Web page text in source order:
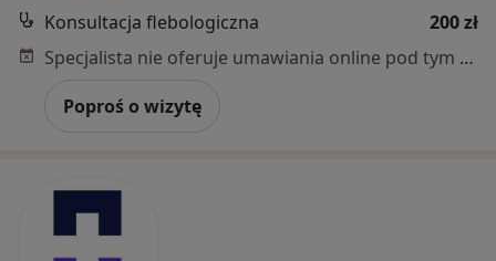
Konsultacja flebologiczna
200 zł
Specjalista nie oferuje umawiania online pod tym adresem.
Poproś o wizytę